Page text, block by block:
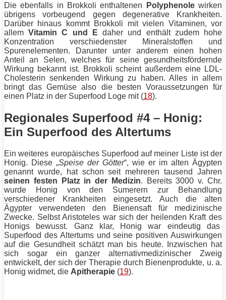
Die ebenfalls in Brokkoli enthaltenen
Polyphenolewirken
übrigens vorbeugend gegen degenerative Krankheiten.
Darüber hinaus kommt Brokkoli mit vielen Vitaminen, vor
allemVitamin C und E daher und enthält zudem hohe
Konzentration verschiedenster Mineralstoffen und
Spurenelementen. Darunter unter anderem einen hohen
Anteil an Selen, welches für seine gesundheitsfördernde
Wirkung bekannt ist. Brokkoli scheint außerdem eine LDL-
Cholesterin senkenden Wirkung zu haben. Alles in allem
bringt das Gemüse also die besten Voraussetzungen für
einen Platz in der Superfood Loge mit (18).
Regionales Superfood #4 – Honig:
Ein Superfood des Altertums
Ein weiteres europäisches Superfood auf meiner Liste ist der
Honig. Diese „Speise der Götter“, wie er im alten Ägypten
genannt wurde, hat schon seit mehreren tausend Jahren
seinen festen Platz in der Medizin. Bereits 3000 v. Chr.
wurde Honig von den Sumerern zur Behandlung
verschiedener Krankheiten eingesetzt. Auch die alten
Ägypter verwendeten den Bienensaft für medizinische
Zwecke. Selbst Aristoteles war sich der heilenden Kraft des
Honigs bewusst. Ganz klar, Honig war eindeutig das
Superfood des Altertums und seine positiven Auswirkungen
auf die Gesundheit schätzt man bis heute. Inzwischen hat
sich sogar ein ganzer alternativmedizinischer Zweig
entwickelt, der sich der Therapie durch Bienenprodukte, u. a.
Honig widmet, die Apitherapie (19).